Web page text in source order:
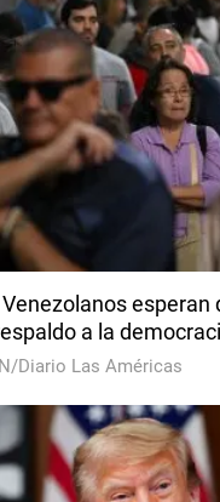
Venezolanos esperan
a la
Diario Las Américas